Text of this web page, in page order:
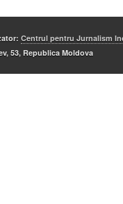
Centrul pentru Jurnalism
53, Republica Moldova